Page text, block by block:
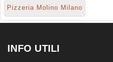
Pizzeria Molino Milano
INFO UTILI